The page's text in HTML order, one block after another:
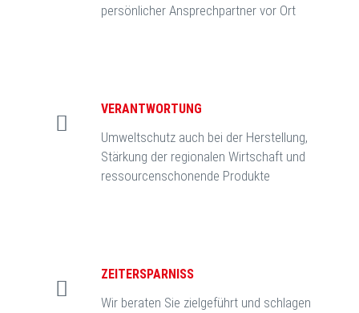
persönlicher Ansprechpartner vor Ort
VERANTWORTUNG
Umweltschutz auch bei der Herstellung,
Stärkung der regionalen Wirtschaft und
ressourcenschonende Produkte
ZEITERSPARNISS
Wir beraten Sie zielgeführt und schlagen